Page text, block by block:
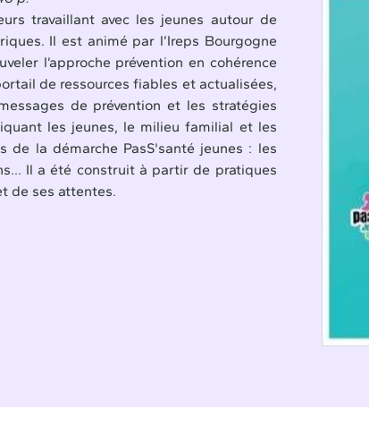
travaillant avec les jeunes autour de
Il est animé par l’Ireps Bourgogne
l’approche prévention en cohérence
de ressources fiables et actualisées,
de prévention et les stratégies
les jeunes, le milieu familial et les
de la démarche PasS'santé jeunes : les
Il a été construit à partir de pratiques
de ses attentes.